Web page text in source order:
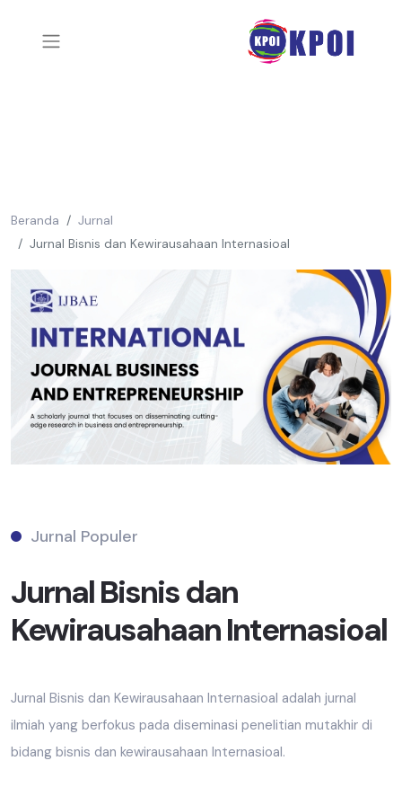
Beranda
Jurnal
Jurnal Bisnis dan Kewirausahaan Internasioal
Jurnal Populer
Jurnal Bisnis dan
Kewirausahaan Internasioal
Jurnal Bisnis dan Kewirausahaan Internasioal adalah jurnal
ilmiah yang berfokus pada diseminasi penelitian mutakhir di
bidang bisnis dan kewirausahaan Internasioal.